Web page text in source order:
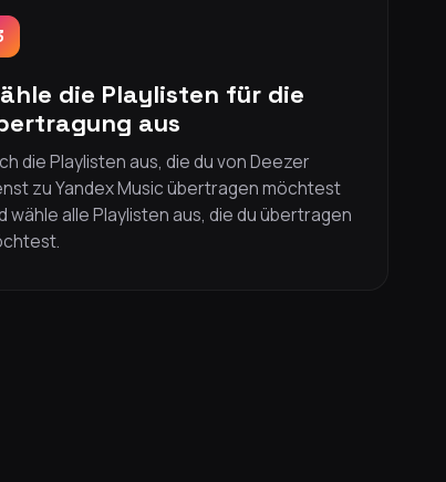
die Playlisten für die
aus
die Playlisten aus, die du von Deezer
zu Yandex Music übertragen möchtest
wähle alle Playlisten aus, die du übertragen